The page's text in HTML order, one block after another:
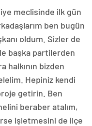
meclisinde ilk gün
ben bugün
oldum. Sizler de
başka partilerden
halkının bizden
Hepiniz kendi
getirin. Ben
beraber atalım,
işletmesini de ilçe